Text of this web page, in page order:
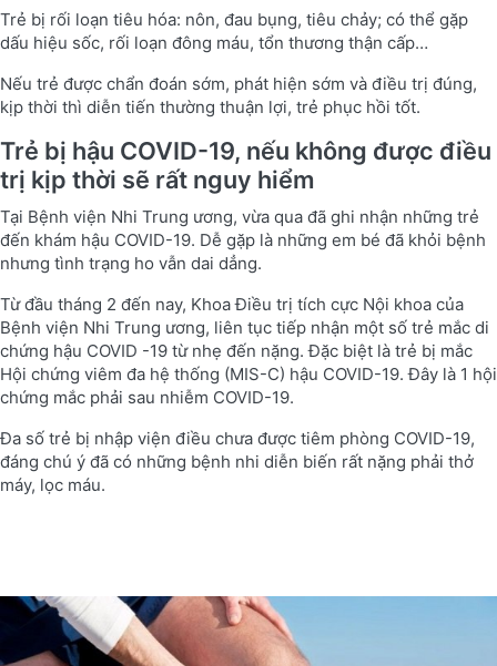
Trẻ bị rối loạn tiêu hóa: nôn, đau bụng, tiêu chảy; có thể gặp
dấu hiệu sốc, rối loạn đông máu, tổn thương thận cấp…
Nếu trẻ được chẩn đoán sớm, phát hiện sớm và điều trị đúng,
kịp thời thì diễn tiến thường thuận lợi, trẻ phục hồi tốt.
Trẻ bị hậu COVID-19, nếu không được điều
trị kịp thời sẽ rất nguy hiểm
Tại Bệnh viện Nhi Trung ương, vừa qua đã ghi nhận những trẻ
đến khám hậu COVID-19. Dễ gặp là những em bé đã khỏi bệnh
nhưng tình trạng ho vẫn dai dẳng.
Từ đầu tháng 2 đến nay, Khoa Điều trị tích cực Nội khoa của
Bệnh viện Nhi Trung ương, liên tục tiếp nhận một số trẻ mắc di
chứng hậu COVID -19 từ nhẹ đến nặng. Đặc biệt là trẻ bị mắc
Hội chứng viêm đa hệ thống (MIS-C) hậu COVID-19. Đây là 1 hội
chứng mắc phải sau nhiễm COVID-19.
Đa số trẻ bị nhập viện điều chưa được tiêm phòng COVID-19,
đáng chú ý đã có những bệnh nhi diễn biến rất nặng phải thở
máy, lọc máu.